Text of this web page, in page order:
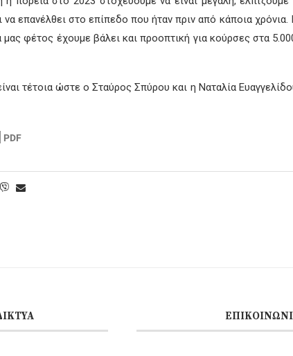
επανέλθει στο επίπεδο που ήταν πριν από κάποια χρόνια.
φέτος έχουμε βάλει και προοπτική για κούρσες στα
τέτοια ώστε ο Σταύρος Σπύρου και η Ναταλία